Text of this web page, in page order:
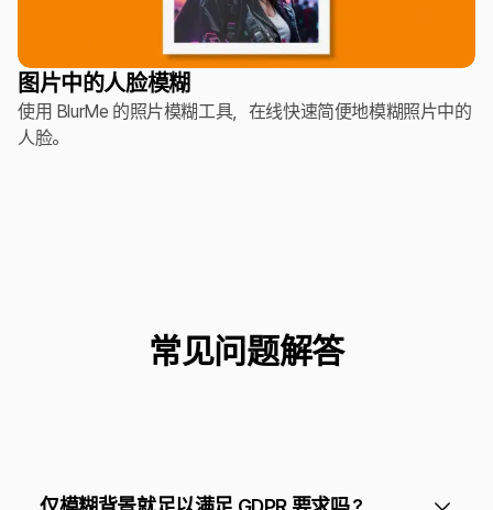
图片中的人脸模糊
使用 BlurMe 的照片模糊工具，在线快速简便地模糊照片中的
人脸。
常见问题解答